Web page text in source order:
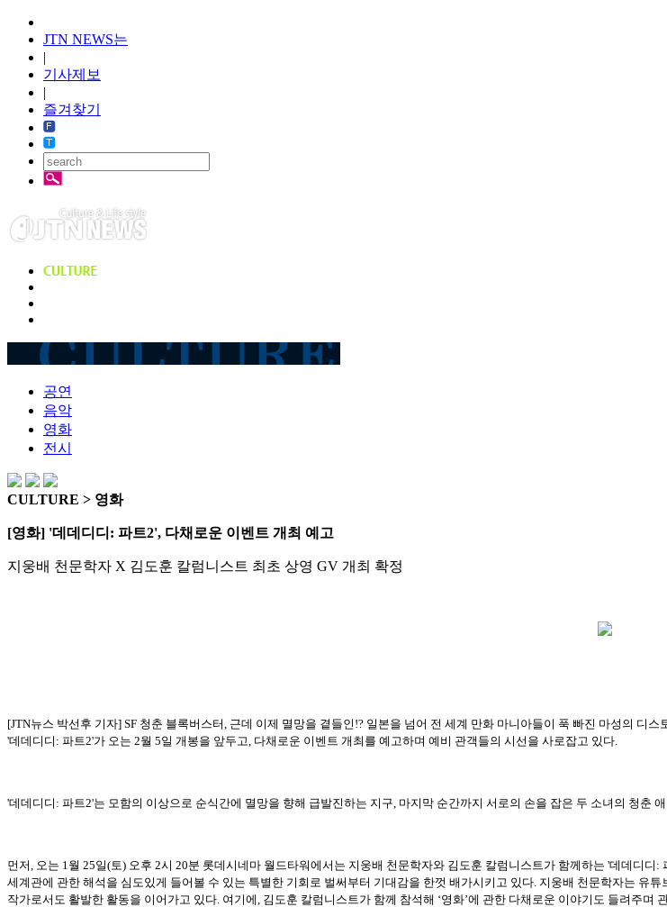
JTN NEWS는
|
기사제보
|
즐겨찾기
공연
음악
영화
전시
CULTURE > 영화
[영화] '데데디디: 파트2', 다채로운 이벤트 개최 예고
지웅배 천문학자 X 김도훈 칼럼니스트 최초 상영 GV 개최 확정
[JTN뉴스 박선후 기자] SF 청춘 블록버스터, 근데 이제 멸망을 곁들인!? 일본을 넘어 전 세계 만화 마니아들이 푹 빠진 마성의 디
'데데디디: 파트2'가 오는 2월 5일 개봉을 앞두고, 다채로운 이벤트 개최를 예고하며 예비 관객들의 시선을 사로잡고 있다.
'데데디디: 파트2'는 모함의 이상으로 순식간에 멸망을 향해 급발진하는 지구, 마지막 순간까지 서로의 손을 잡은 두 소녀의 청춘
먼저, 오는 1월 25일(토) 오후 2시 20분 롯데시네마 월드타워에서는 지웅배 천문학자와 김도훈 칼럼니스트가 함께하는 '데데디
세계관에 관한 해석을 심도있게 들어볼 수 있는 특별한 기회로 벌써부터 기대감을 한껏 배가시키고 있다. 지웅배 천문학자는 유
작가로서도 활발한 활동을 이어가고 있다. 여기에, 김도훈 칼럼니스트가 함께 참석해 ‘영화’에 관한 다채로운 이야기도 들려주